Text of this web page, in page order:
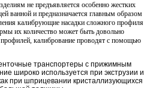
не предъявляется особенно жестких
ванной и предназначается главным образом
калибрующие насадки сложного профиля
их количе­ство может быть довольно
калибрование проводят с помощью
транспортеры с прижимным
широко использу­ется при экструзии и
при шприцевании кристаллизующихся